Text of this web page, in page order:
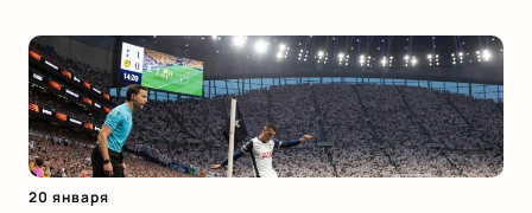
20 января